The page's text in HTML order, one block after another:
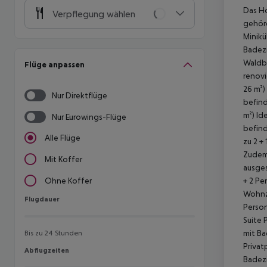
Verpflegung wählen
Flüge anpassen
Nur Direktflüge
Nur Eurowings-Flüge
Alle Flüge
Mit Koffer
Ohne Koffer
Flugdauer
Flugdauer
Bis zu 24 Stunden
Abflugzeiten
Abflugzeiten
Das
26 m²)
m²)
zu 2
+ 2
Suite
mit